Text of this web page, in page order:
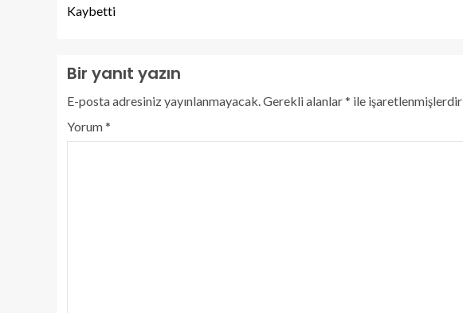
Kaybetti
Bir yanıt yazın
E-posta adresiniz yayınlanmayacak.Gerekli alanlar* ile işaretlenmişlerdir
Yorum*